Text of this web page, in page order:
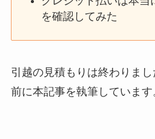
を確認してみた
引越の見積もりは終わりま
前に本記事を執筆しています